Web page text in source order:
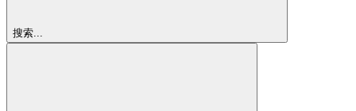
搜索...